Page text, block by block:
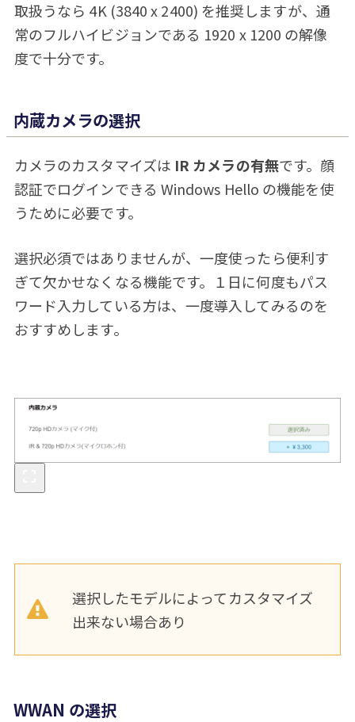
取扱うなら 4K (3840 x 2400) を推奨しますが、通
常のフルハイビジョンである 1920 x 1200 の解像
度で十分です。
内蔵カメラの選択
カメラのカスタマイズは IR カメラの有無です。顔
認証でログインできる Windows Hello の機能を使
うために必要です。
選択必須ではありませんが、一度使ったら便利す
ぎて欠かせなくなる機能です。１日に何度もパス
ワード入力している方は、一度導入してみるのを
おすすめします。
選択したモデルによってカスタマイズ
出来ない場合あり
WWAN の選択